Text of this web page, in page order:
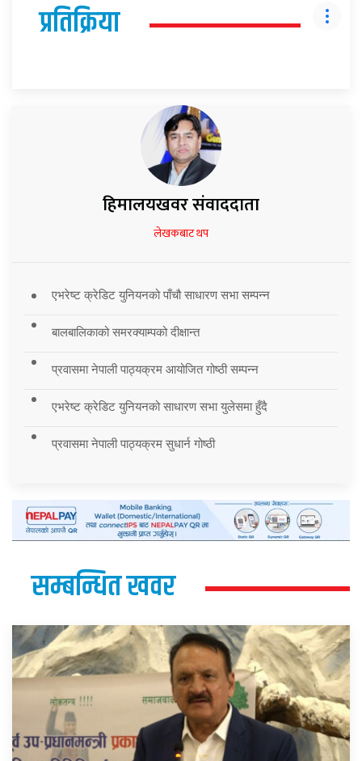
प्रतिक्रिया
हिमालयखवर संवाददाता
लेखकबाट थप
एभरेष्ट क्रेडिट युनियनको पाँचौ साधारण सभा सम्पन्न
बालबालिकाको समरक्याम्पको दीक्षान्त
प्रवासमा नेपाली पाठ्यक्रम आयोजित गोष्ठी सम्पन्न
एभरेष्ट क्रेडिट युनियनको साधारण सभा युलेसमा हुँदै
प्रवासमा नेपाली पाठ्यक्रम सुधार्न गोष्ठी
सम्बन्धित खवर